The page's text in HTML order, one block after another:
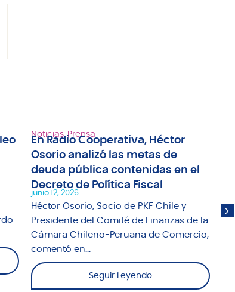
Noticias,Prensa
En Radio Cooperativa, Héctor
Osorio analizó las metas de
deuda pública contenidas en el
Decreto de Política Fiscal
junio 12, 2026
Héctor Osorio, Socio de PKF Chile y
Presidente del Comité de Finanzas de la
Cámara Chileno-Peruana de Comercio,
comentó en...
Seguir Leyendo
El